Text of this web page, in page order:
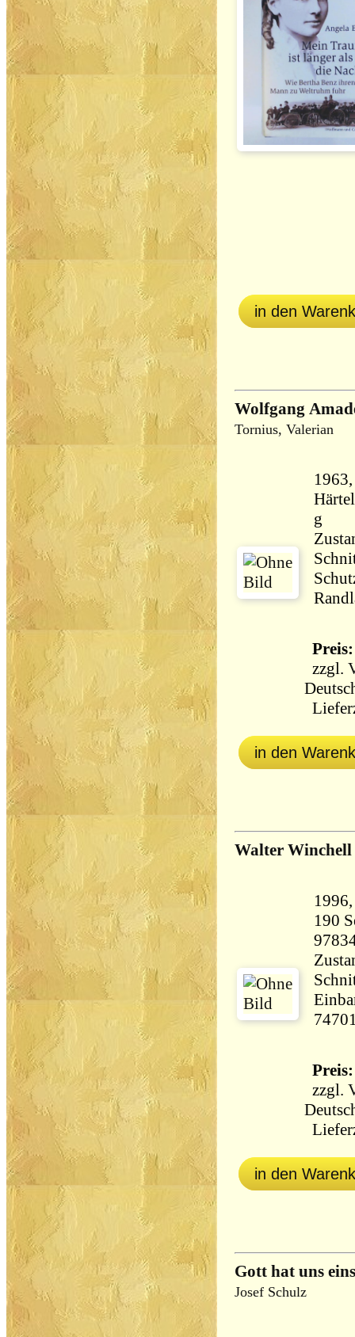
in den
Wolfgang
Tornius, Valerian
Härtel,, Gebundene
g
zzgl.
in den
Walter Winchell
190 Seiten
zzgl.
in den
Gott hat uns
Josef Schulz